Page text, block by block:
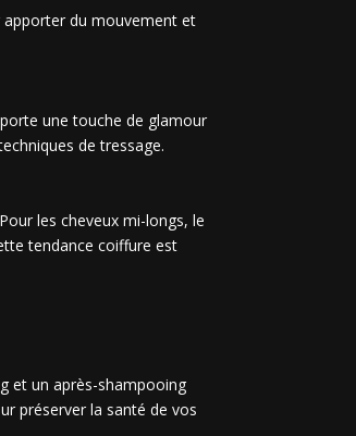
apporter du mouvement et
une touche de glamour
de tressage.
les cheveux mi-longs, le
tendance coiffure est
et un après-shampooing
préserver la santé de vos